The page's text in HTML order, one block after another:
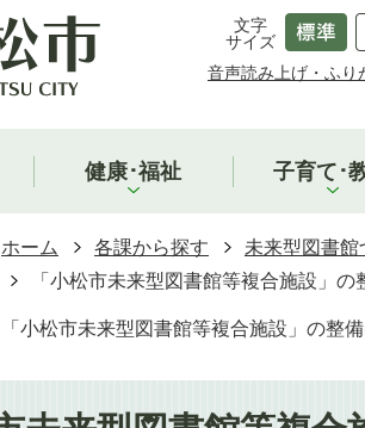
文字
サイズ
音声読み上げ・ふり
健康･福祉 子育て･
ホーム 各課から探す 未来型図書館
「小松市未来型図書館等複合施設」
「小松市未来型図書館等複合施設」の整